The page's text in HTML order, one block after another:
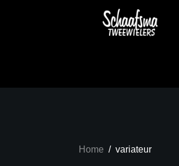
Home / variateur